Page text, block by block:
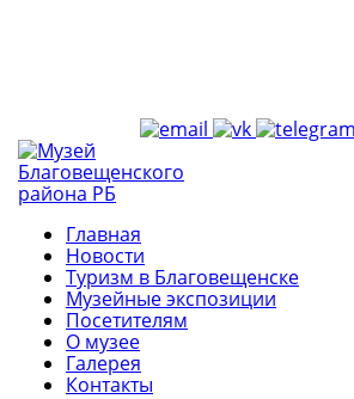
Главная
Новости
Туризм в Благовещенске
Музейные экспозиции
Посетителям
О музее
Галерея
Контакты